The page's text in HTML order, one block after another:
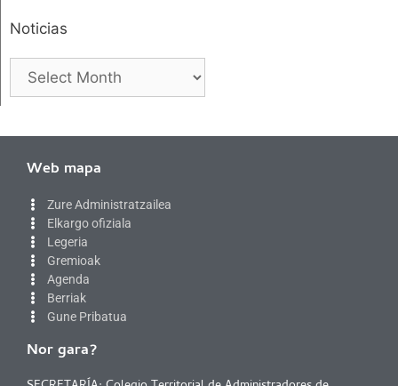
Noticias
Web mapa
Zure Administratzailea
Elkargo ofiziala
Legeria
Gremioak
Agenda
Berriak
Gune Pribatua
Nor gara?